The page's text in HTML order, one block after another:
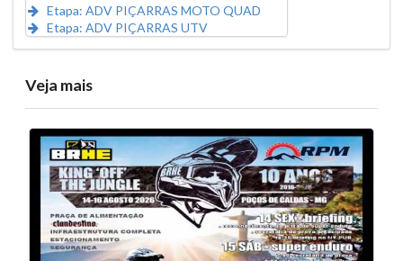
Etapa: ADV PIÇARRAS MOTO QUAD
Etapa: ADV PIÇARRAS UTV
Veja mais